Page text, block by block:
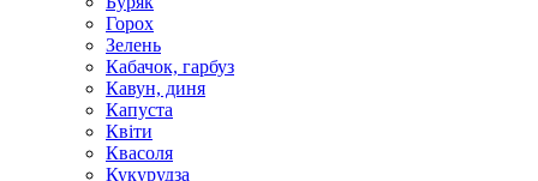
Горох
Зелень
Кабачок, гарбуз
Кавун, диня
Капуста
Квіти
Квасоля
Кукурудза